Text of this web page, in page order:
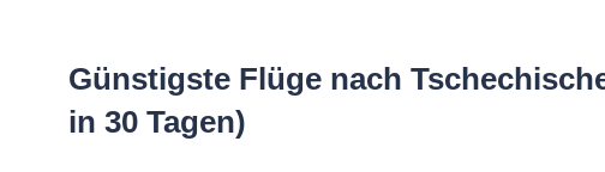
Günstigste Flüge nach
in 30 Tagen)